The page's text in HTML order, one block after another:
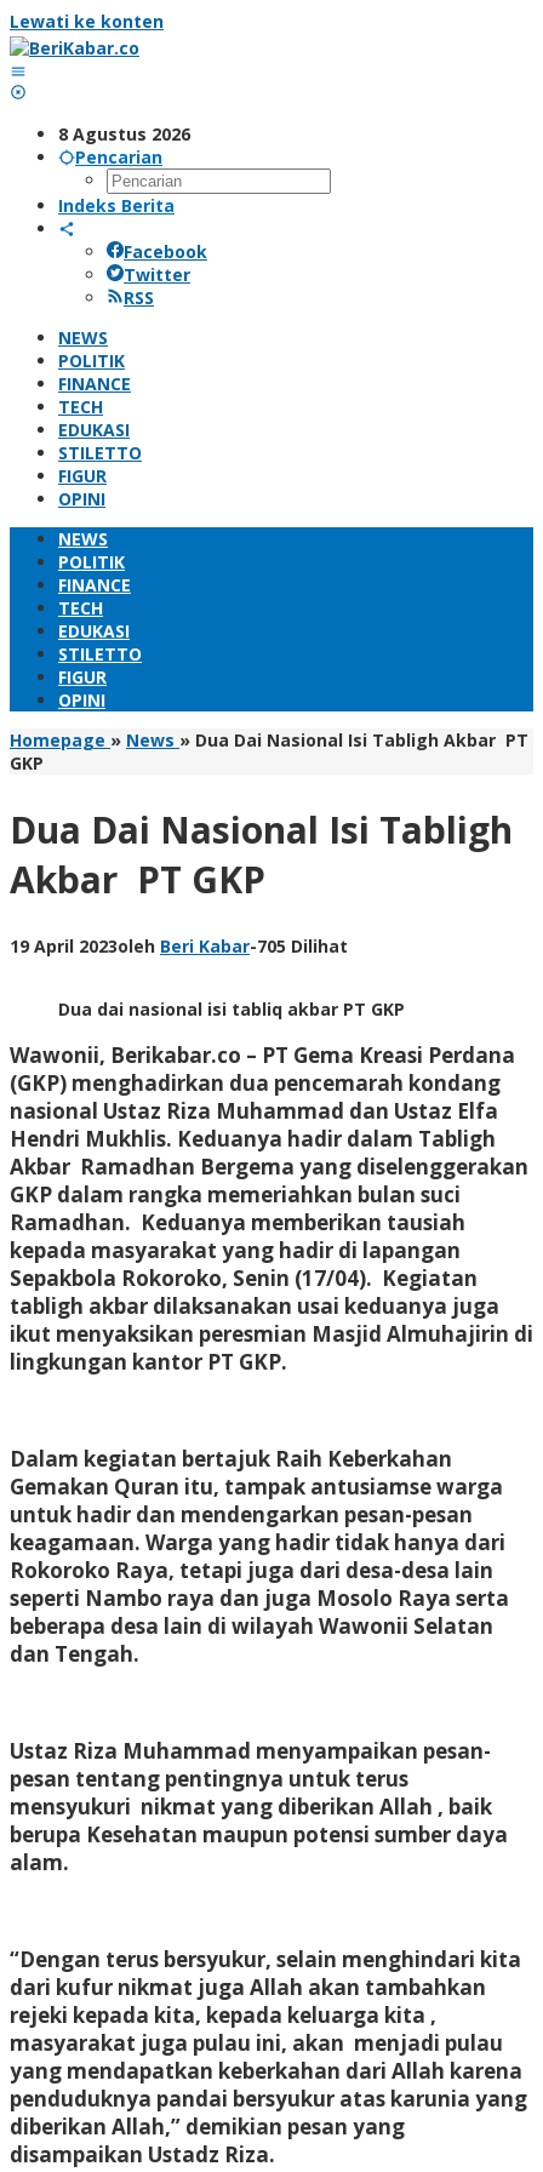
Lewati ke konten
8 Agustus 2026
Pencarian
Indeks Berita
Facebook
Twitter
RSS
NEWS
POLITIK
FINANCE
TECH
EDUKASI
STILETTO
FIGUR
OPINI
NEWS
POLITIK
FINANCE
TECH
EDUKASI
STILETTO
FIGUR
OPINI
Homepage » News » Dua Dai Nasional Isi Tabligh Akbar PT
GKP
Dua Dai Nasional Isi Tabligh
Akbar PT GKP
19 April 2023oleh Beri Kabar-705 Dilihat
Dua dai nasional isi tabliq akbar PT GKP
Wawonii, Berikabar.co – PT Gema Kreasi Perdana
(GKP) menghadirkan dua pencemarah kondang
nasional Ustaz Riza Muhammad dan Ustaz Elfa
Hendri Mukhlis. Keduanya hadir dalam Tabligh
Akbar Ramadhan Bergema yang diselenggerakan
GKP dalam rangka memeriahkan bulan suci
Ramadhan. Keduanya memberikan tausiah
kepada masyarakat yang hadir di lapangan
Sepakbola Rokoroko, Senin (17/04). Kegiatan
tabligh akbar dilaksanakan usai keduanya juga
ikut menyaksikan peresmian Masjid Almuhajirin di
lingkungan kantor PT GKP.
Dalam kegiatan bertajuk Raih Keberkahan
Gemakan Quran itu, tampak antusiamse warga
untuk hadir dan mendengarkan pesan-pesan
keagamaan. Warga yang hadir tidak hanya dari
Rokoroko Raya, tetapi juga dari desa-desa lain
seperti Nambo raya dan juga Mosolo Raya serta
beberapa desa lain di wilayah Wawonii Selatan
dan Tengah.
Ustaz Riza Muhammad menyampaikan pesan-
pesan tentang pentingnya untuk terus
mensyukuri nikmat yang diberikan Allah , baik
berupa Kesehatan maupun potensi sumber daya
alam.
“Dengan terus bersyukur, selain menghindari kita
dari kufur nikmat juga Allah akan tambahkan
rejeki kepada kita, kepada keluarga kita ,
masyarakat juga pulau ini, akan menjadi pulau
yang mendapatkan keberkahan dari Allah karena
penduduknya pandai bersyukur atas karunia yang
diberikan Allah,” demikian pesan yang
disampaikan Ustadz Riza.